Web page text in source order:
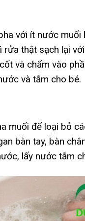
với ít nước
rửa thật sạch lại
và chấm vào
và tắm cho bé.
muối để loại bỏ
bàn tay, bàn
lấy nước tắm